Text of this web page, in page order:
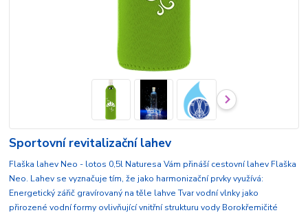
Sportovní revitalizační lahev
Flaška lahev Neo - lotos 0,5l Naturesa Vám přináší cestovní lahev Flaška
Neo. Lahev se vyznačuje tím, že jako harmonizační prvky využívá:
Energetický zářič gravírovaný na těle lahve Tvar vodní vlnky jako
přirozené vodní formy ovlivňující vnitřní strukturu vody Borokřemičité